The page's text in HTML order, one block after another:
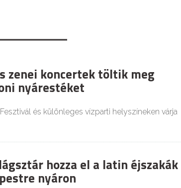
zenei koncertek töltik meg
nyárestéket
és különleges vízparti helyszíneken várja
hozza el a latin éjszakák
nyáron